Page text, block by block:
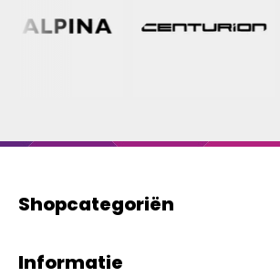
Shopcategoriën
Informatie